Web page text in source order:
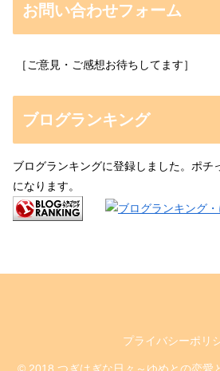
お問い合わせフォーム
［ご意見・ご感想お待ちしてます］
ブログランキング
ブログランキングに登録しました。ポチ
になります。
プライバシーポリ
© 2018 つぎはぎな日々～ゆめとの恋愛